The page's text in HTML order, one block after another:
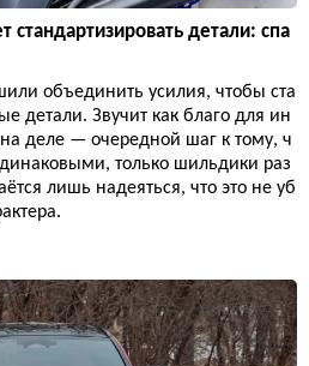
стандартизировать детали: спа
объединить усилия, чтобы ста
детали. Звучит как благо для ин
деле — очередной шаг к тому, ч
только шильдики раз
лишь надеяться, что это не уб